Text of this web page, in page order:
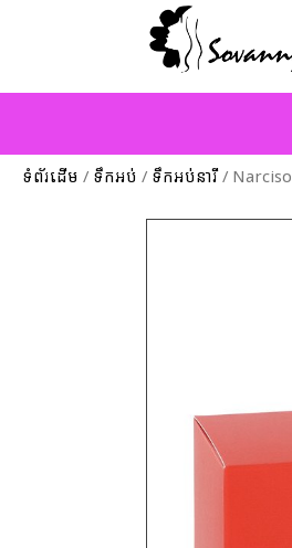
ទំព័រដើម / ទឹកអប់ / ទឹកអប់នារី/ Narciso